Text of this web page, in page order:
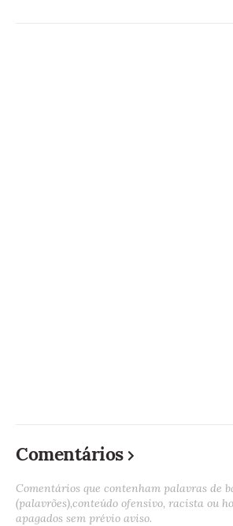
Comentários
Comentários que contenham palavras de
(palavrões),conteúdo ofensivo, racista ou
apagados sem prévio aviso.